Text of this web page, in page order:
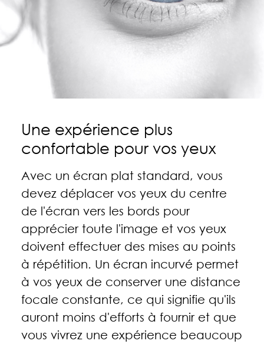
Une expérience plus
confortable pour vos yeux
Avec un écran plat standard, vous
devez déplacer vos yeux du centre
de l'écran vers les bords pour
apprécier toute l'image et vos yeux
doivent effectuer des mises au points
à répétition. Un écran incurvé permet
à vos yeux de conserver une distance
focale constante, ce qui signifie qu'ils
auront moins d'efforts à fournir et que
vous vivrez une expérience beaucoup